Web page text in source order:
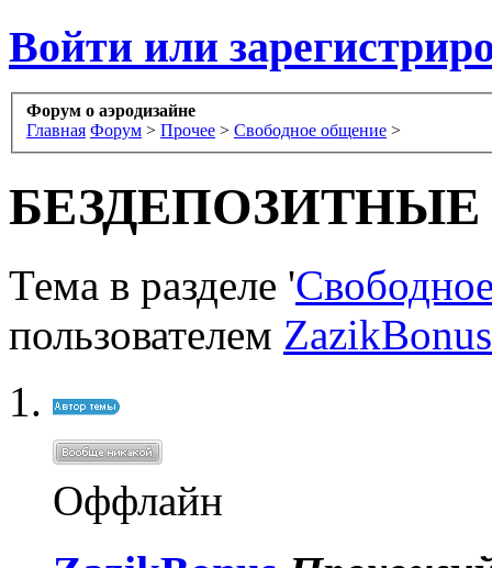
Войти или
Форум о аэродизайне
Главная Форум > Прочее > Свободное общение >
Тема в разделе '
пользователем ZazikBonus
Оффлайн